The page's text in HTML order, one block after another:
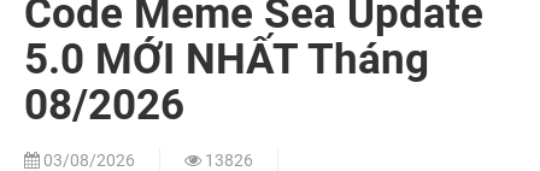
Code Meme Sea Update
5.0 MỚI NHẤT Tháng
08/2026
03/08/2026 13826